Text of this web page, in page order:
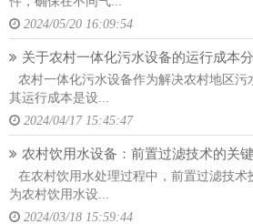
2024/05/20 16:09:54
关于农村一体化污水设备的运行成本
农村一体化污水设备作为解决农村地区污
其运行成本是设...
2024/04/17 15:45:47
农村饮用水设备：前置过滤技术的关
在农村饮用水处理过程中，前置过滤技术
为农村饮用水设...
2024/03/18 15:59:44